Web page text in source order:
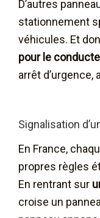
D’autres
stationnement
véhicules. Et
pour le
arrêt
Signalisation
En France,
propres règles
En rentrant sur
croise un